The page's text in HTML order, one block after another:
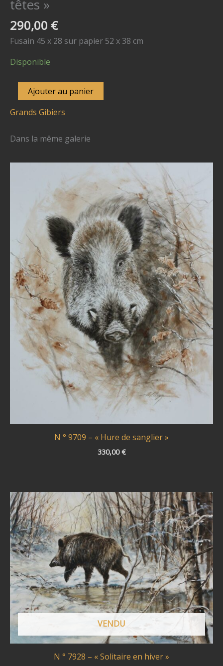
têtes »
290,00 €
Fusain 45 x 28 sur papier 52 x 38 cm
Disponible
quantité
de
N
4196
"Brocards,
Ajouter au panier
Grands Gibiers
Dans la même galerie
N ° 9709 – « Hure de sanglier »
330,00€
VENDU
N ° 7928 – « Solitaire en hiver »